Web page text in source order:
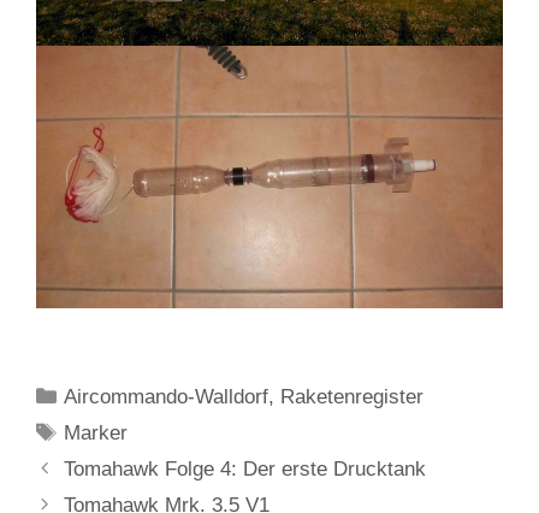
Kategorien
Aircommando-Walldorf, Raketenregister
Schlagwörter
Marker
Tomahawk Folge 4: Der erste Drucktank
Tomahawk Mrk. 3.5 V1